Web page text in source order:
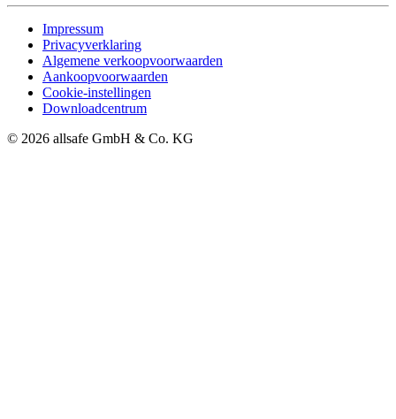
Impressum
Privacyverklaring
Algemene verkoopvoorwaarden
Aankoopvoorwaarden
Cookie-instellingen
Downloadcentrum
© 2026 allsafe GmbH & Co. KG